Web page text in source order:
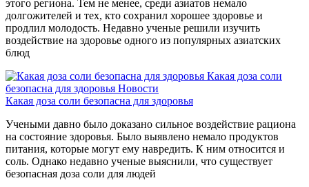
этого региона. Тем не менее, среди азиатов немало
долгожителей и тех, кто сохранил хорошее здоровье и
продлил молодость. Недавно ученые решили изучить
воздействие на здоровье одного из популярных азиатских
блюд
Какая доза соли
безопасна для здоровья Новости
Какая доза соли безопасна для здоровья
Учеными давно было доказано сильное воздействие рациона
на состояние здоровья. Было выявлено немало продуктов
питания, которые могут ему навредить. К ним относится и
соль. Однако недавно ученые выяснили, что существует
безопасная доза соли для людей